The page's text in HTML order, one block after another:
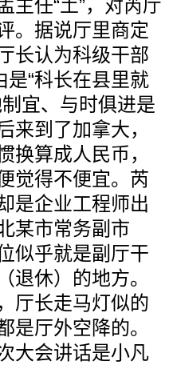
主任“土”，对芮厅
。据说厅里商定
长认为科级干部
是“科长在县里就
宜、与时俱进是
来到了加拿大，
换算成人民币，
觉得不便宜。芮
是企业工程师出
某市常务副市
似乎就是副厅干
退休）的地方。
厅长走马灯似的
是厅外空降的。
大会讲话是小凡